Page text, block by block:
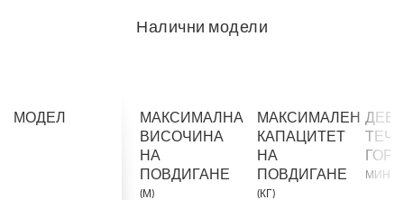
Налични модели
МАКСИМАЛНА
ВИСОЧИНА
НА
ПОВДИГАНЕ
(М)
МАКСИМАЛЕН
КАПАЦИТЕТ
НА
ПОВДИГАНЕ
(КГ)
МИН)
МОДЕЛ